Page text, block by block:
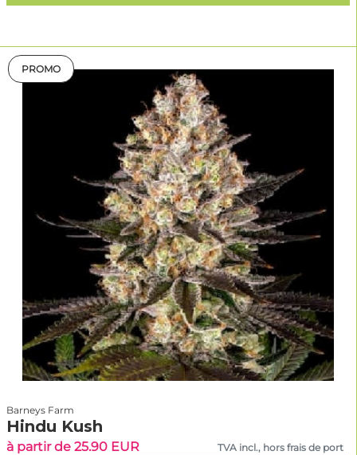
PROMO
Barneys Farm
Hindu Kush
à partir de 25.90 EUR TVA incl., hors frais de port